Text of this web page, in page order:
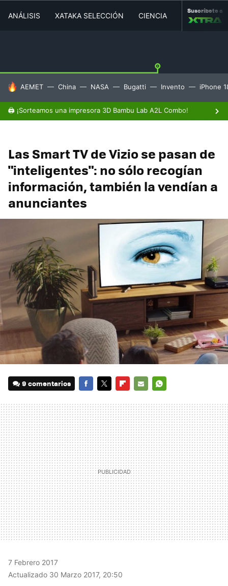
ANÁLISIS XATAKA SELECCIÓN CIENCIA MOVILIDAD
Suscríbete a
HOY SE HABLA DE
AEMET China NASA Bugatti Invento iPhone
🖨️ ¡Sorteamos una impresora 3D Bambu Lab A2L Combo!
Las Smart TV de Vizio se pasan de
"inteligentes": no sólo recogían
información, también la vendían a
anunciantes
9 comentarios
MAIL
7 Febrero 2017
Actualizado 30 Marzo 2017, 20:50